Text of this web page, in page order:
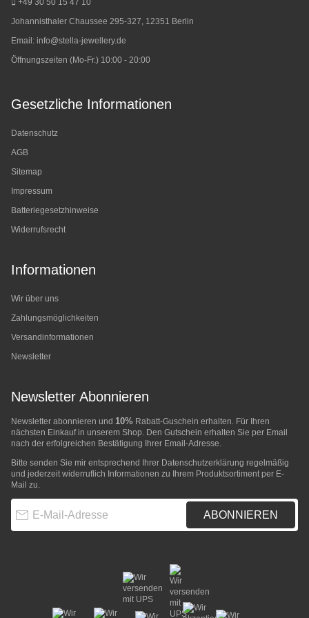
+49 30 50 15 47 10
Johannisthaler Chaussee 295-327, 12351 Berlin
Email: info@stella-jewellery.de
Öffnungszeiten (Mo-Fr.) 10:00 - 20:00
Gesetzliche Informationen
Datenschutz
AGB
Sitemap
Impressum
Batteriegesetzhinweise
Widerrufsrecht
Informationen
Wir über uns
Zahlungsmöglichkeiten
Versandinformationen
Newsletter
Newsletter Abonnieren
Newsletter abonnieren und 10% Rabatt-Guschein erhalten. Für Ihren
nächsten Einkauf in unserem Shop. Den Gutschein erhalten Sie per Email
nach der erfolgreichen Bestätigung Ihrer Email-Adresse.
Bitte senden Sie mir entsprechend Ihrer Datenschutzerklärung regelmäßig
und jederzeit widerruflich Informationen zu Ihrem Produktsortiment per E-
Mail zu.
ABONNIEREN